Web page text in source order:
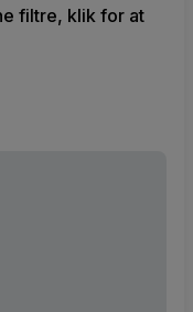
filtre, klik for at